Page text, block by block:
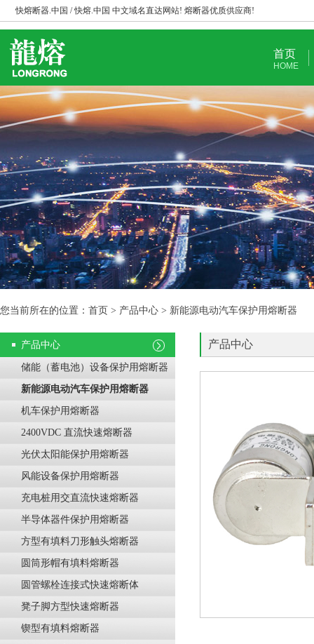
快熔断器.中国 / 快熔.中国 中文域名直达网站! 熔断器优质供应商!
首页
HOME
您当前所在的位置：首页 > 产品中心 > 新能源电动汽车保护用熔断器
产品中心
储能（蓄电池）设备保护用熔断器
新能源电动汽车保护用熔断器
机车保护用熔断器
2400VDC 直流快速熔断器
光伏太阳能保护用熔断器
风能设备保护用熔断器
充电桩用交直流快速熔断器
半导体器件保护用熔断器
方型有填料刀形触头熔断器
圆筒形帽有填料熔断器
圆管螺栓连接式快速熔断体
凳子脚方型快速熔断器
锲型有填料熔断器
产品中心